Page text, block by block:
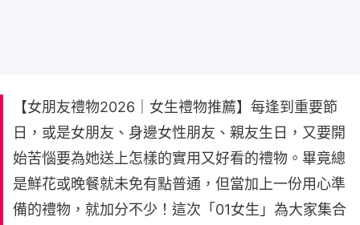
【女朋友禮物2026｜女生禮物推薦】每逢到重要節
日，或是女朋友、身邊女性朋友、親友生日，又要開
始苦惱要為她送上怎樣的實用又好看的禮物。畢竟總
是鮮花或晚餐就未免有點普通，但當加上一份用心準
備的禮物，就加分不少！這次「01女生」為大家集合